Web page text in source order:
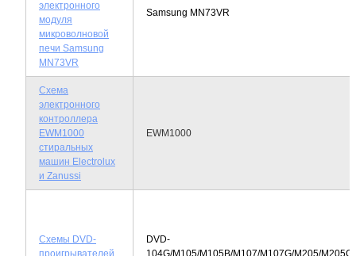
электронного
модуля
микроволновой
печи Samsung
MN73VR
Samsung MN73VR
Схема
электронного
контроллера
EWM1000
стиральных
машин Electrolux
и Zanussi
EWM1000
Схемы DVD-
проигрывателей
DVD-
104G/M105/M105B/M107/M107G/M205/